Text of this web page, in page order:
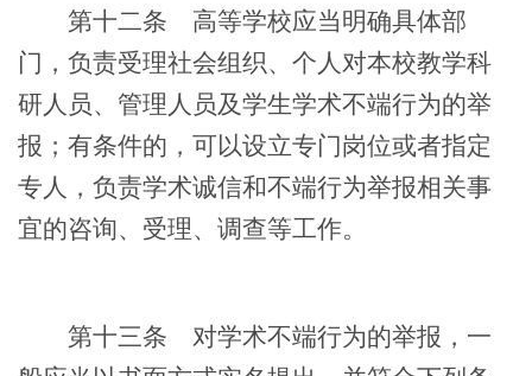
第十二条 高等学校应当明确具体部
门，负责受理社会组织、个人对本校教学科
研人员、管理人员及学生学术不端行为的举
报；有条件的，可以设立专门岗位或者指定
专人，负责学术诚信和不端行为举报相关事
宜的咨询、受理、调查等工作。
第十三条 对学术不端行为的举报，一